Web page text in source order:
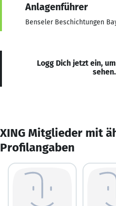
Anlagenführer
Benseler Beschichtungen
Logg Dich jetzt ein,
sehen.
XING Mitglieder mit
Profilangaben